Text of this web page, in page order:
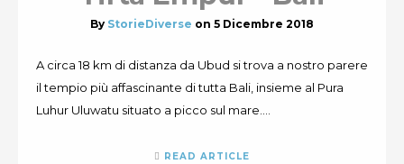
By StorieDiverse on 5 Dicembre 2018
A circa 18 km di distanza da Ubud si trova a nostro parere
il tempio più affascinante di tutta Bali, insieme al Pura
Luhur Uluwatu situato a picco sul mare….
READ ARTICLE